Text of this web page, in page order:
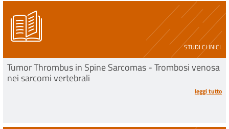
STUDI CLINICI
Tumor Thrombus in Spine Sarcomas - Trombosi venosa
nei sarcomi vertebrali
leggi tutto